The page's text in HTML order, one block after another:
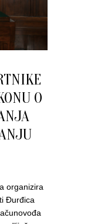
O
organizira
Đurđica